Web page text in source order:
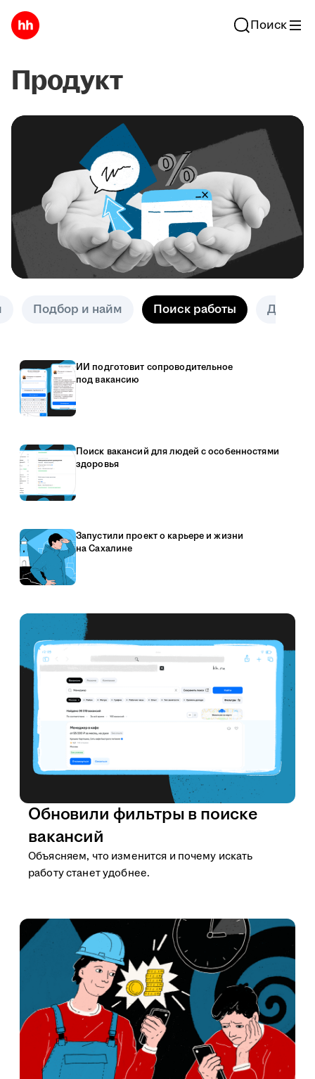
Поиск
Продукт
Подбор и найм Поиск работы Другое
ИИ подготовит сопроводительное
под вакансию
Поиск вакансий для людей с особенностями
здоровья
Запустили проект о карьере и жизни
на Сахалине
Обновили фильтры в поиске
вакансий
Объясняем, что изменится и почему искать
работу станет удобнее.